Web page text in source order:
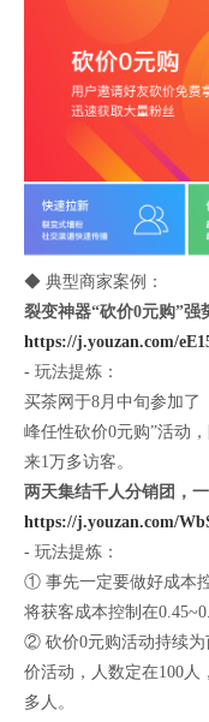
◆ 典型商家案例：
裂变神器“砍价0元购”强
https://j.youzan.com/
- 玩法提炼：
买茶网于8月中旬参加了
峰任性砍价0元购”活动
来1万多访客。
两天集结千人分销团，
https://j.youzan.com/
- 玩法提炼：
① 事先一定要做好成本
将获客成本控制在
② 砍价0元购活动持续为
价活动，人数定在100人
多人。